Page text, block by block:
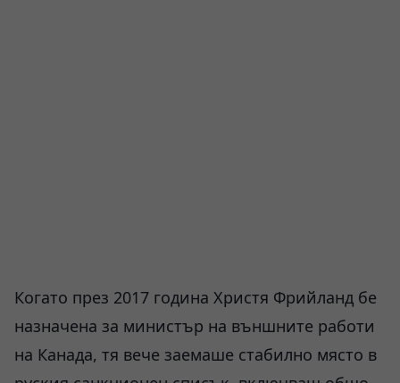
Когато през 2017 година Христя Фрийланд бе
назначена за министър на външните работи
на Канада, тя вече заемаше стабилно място в